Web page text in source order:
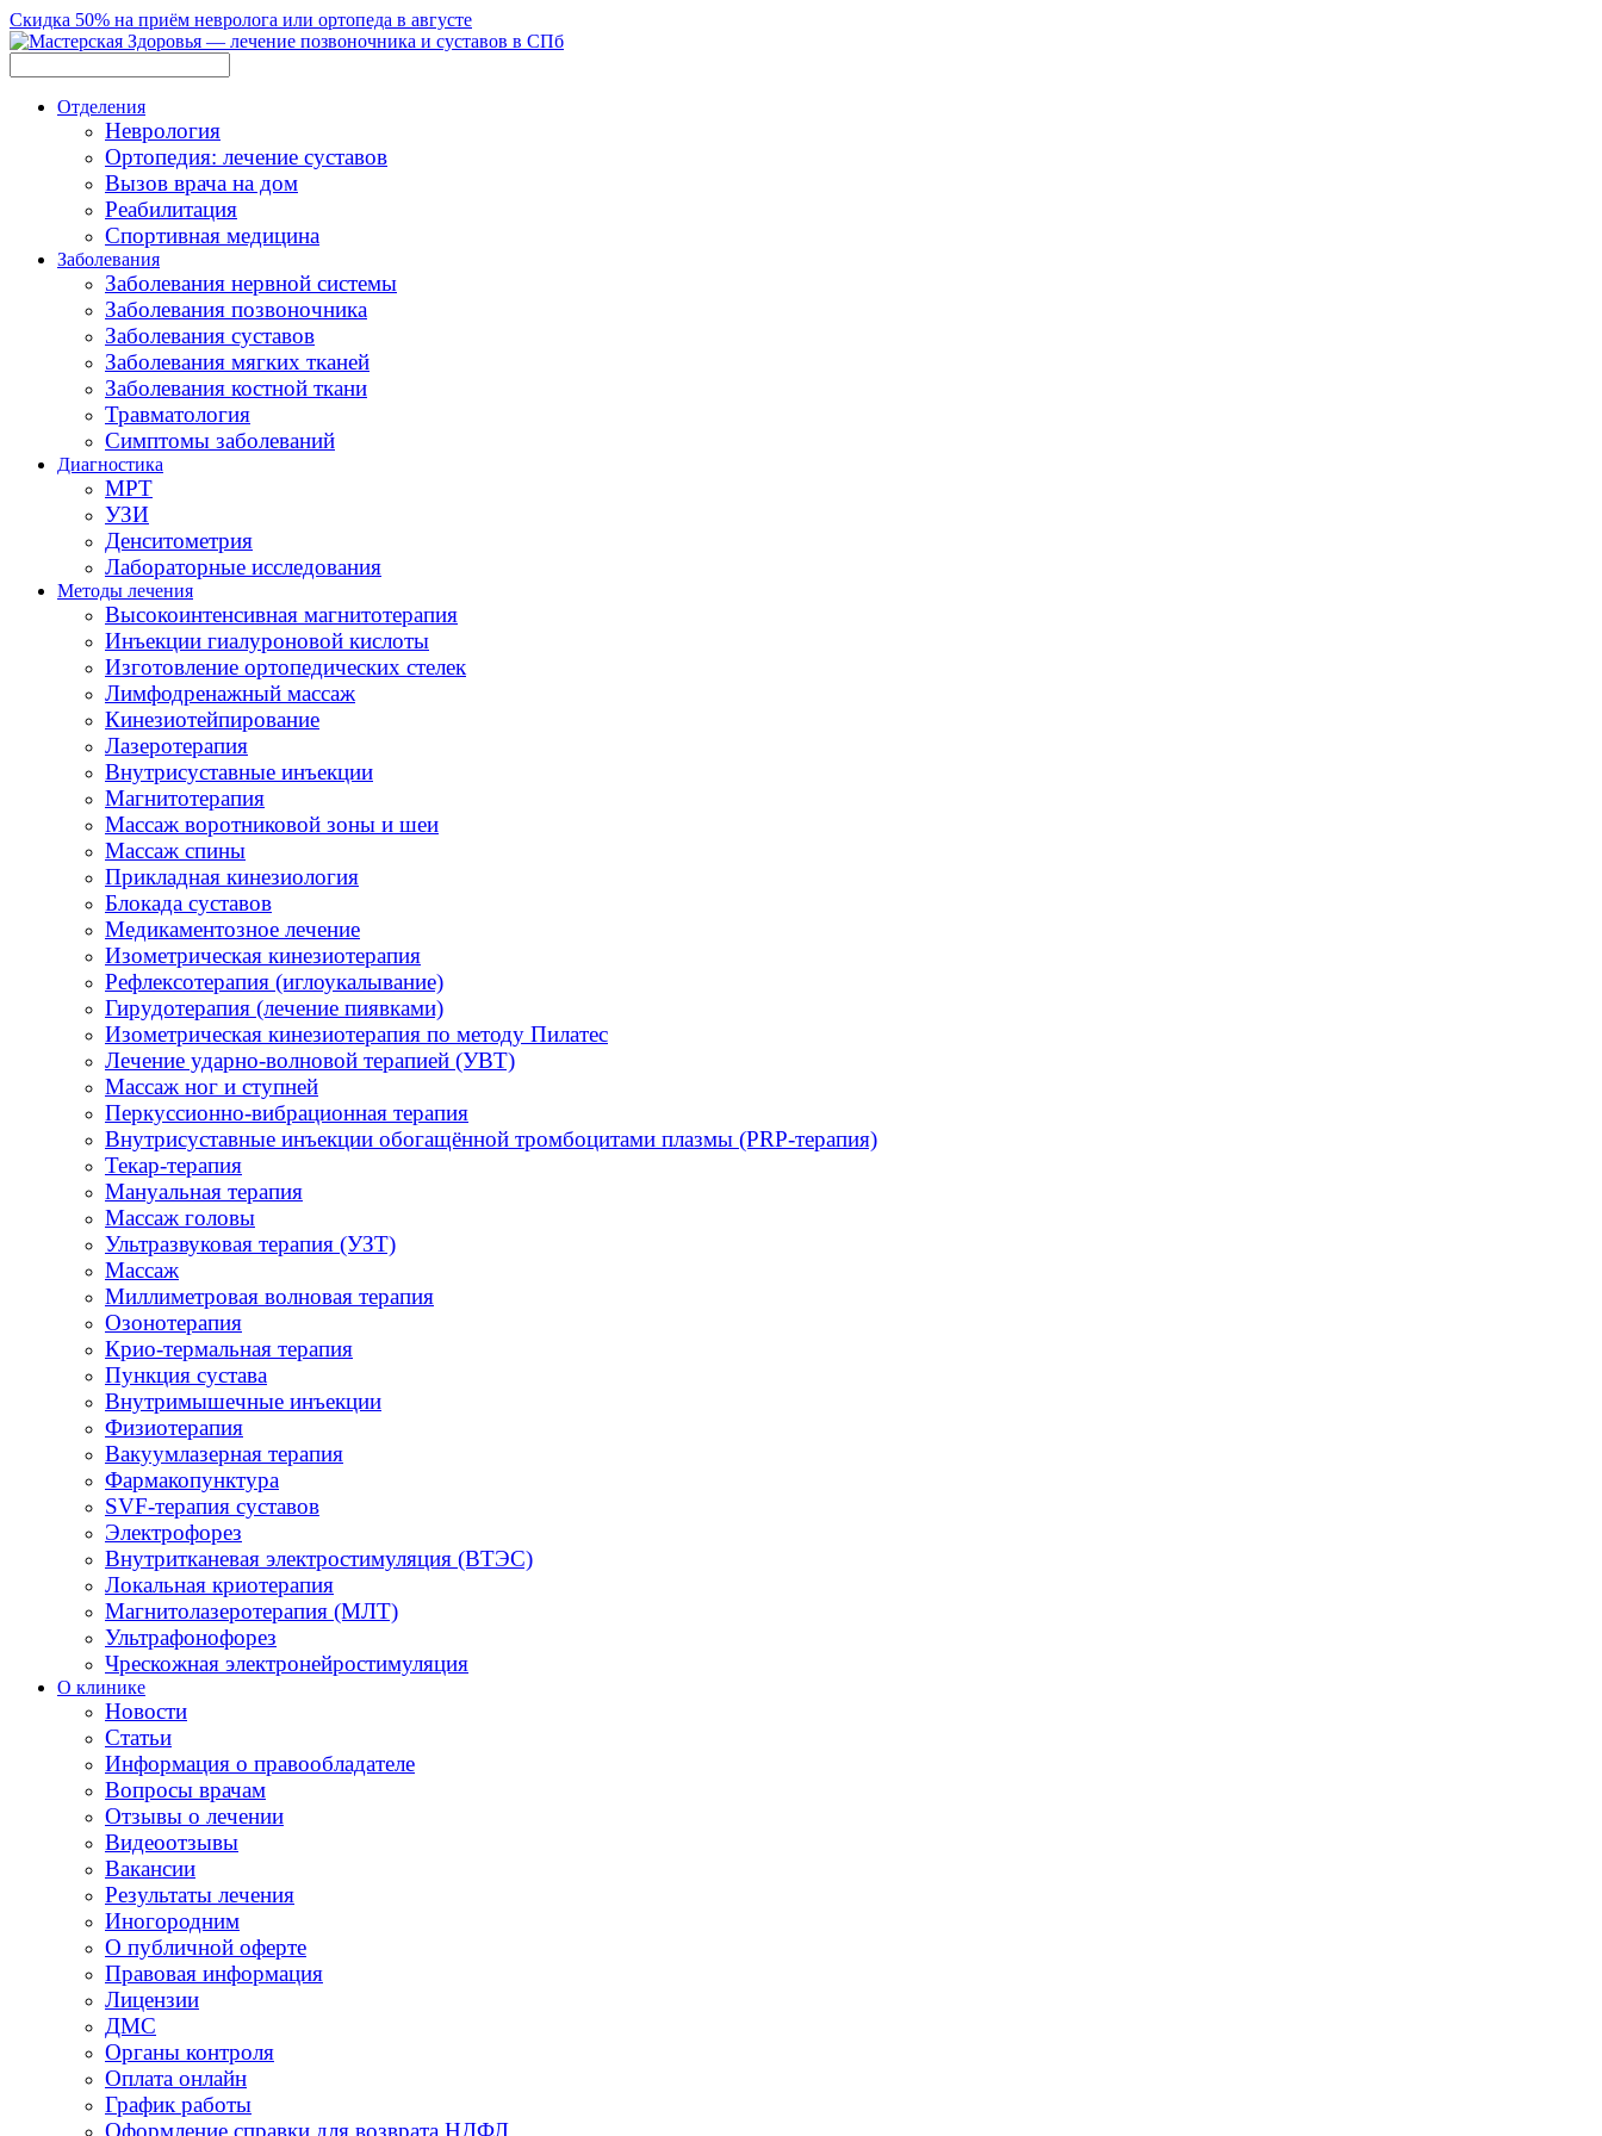
Скидка 50% на приём невролога или ортопеда в августе
Отделения
Неврология
Ортопедия: лечение суставов
Вызов врача на дом
Реабилитация
Спортивная медицина
Заболевания
Заболевания нервной системы
Заболевания позвоночника
Заболевания суставов
Заболевания мягких тканей
Заболевания костной ткани
Травматология
Симптомы заболеваний
Диагностика
МРТ
УЗИ
Денситометрия
Лабораторные исследования
Методы лечения
Высокоинтенсивная магнитотерапия
Инъекции гиалуроновой кислоты
Изготовление ортопедических стелек
Лимфодренажный массаж
Кинезиотейпирование
Лазеротерапия
Внутрисуставные инъекции
Магнитотерапия
Массаж воротниковой зоны и шеи
Массаж спины
Прикладная кинезиология
Блокада суставов
Медикаментозное лечение
Изометрическая кинезиотерапия
Рефлексотерапия (иглоукалывание)
Гирудотерапия (лечение пиявками)
Изометрическая кинезиотерапия по методу Пилатес
Лечение ударно-волновой терапией (УВТ)
Массаж ног и ступней
Перкуссионно-вибрационная терапия
Внутрисуставные инъекции обогащённой тромбоцитами плазмы (PRP-терапия)
Текар-терапия
Мануальная терапия
Массаж головы
Ультразвуковая терапия (УЗТ)
Массаж
Миллиметровая волновая терапия
Озонотерапия
Крио-термальная терапия
Пункция сустава
Внутримышечные инъекции
Физиотерапия
Вакуумлазерная терапия
Фармакопунктура
SVF-терапия суставов
Электрофорез
Внутритканевая электростимуляция (ВТЭС)
Локальная криотерапия
Магнитолазеротерапия (МЛТ)
Ультрафонофорез
Чрескожная электронейростимуляция
О клинике
Новости
Статьи
Информация о правообладателе
Вопросы врачам
Отзывы о лечении
Видеоотзывы
Вакансии
Результаты лечения
Иногородним
О публичной оферте
Правовая информация
Лицензии
ДМС
Органы контроля
Оплата онлайн
График работы
Оформление справки для возврата НДФЛ